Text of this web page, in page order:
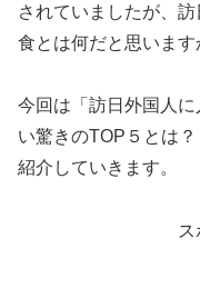
されていましたが、
食とは何だと思います
今回は「訪日外国人
い驚きのTOP５とは
紹介していきます。